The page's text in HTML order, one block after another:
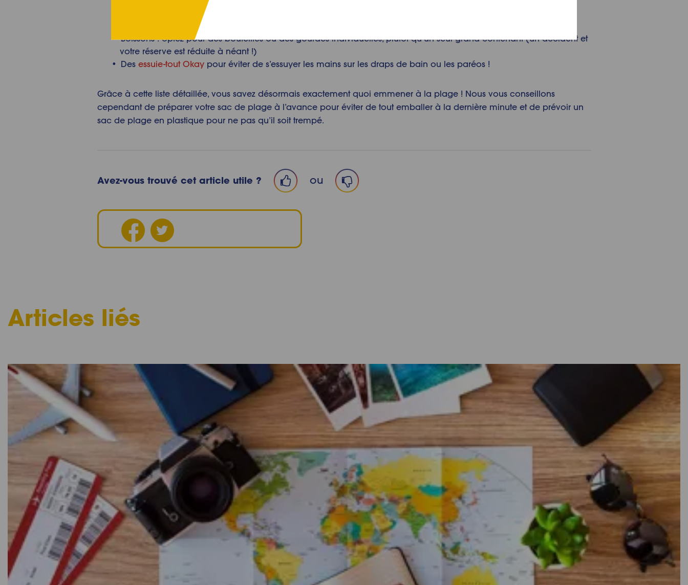
Grignotage : évitez les gâteaux au chocolat et les laitages si vous n’avez pas de glacière. Préférez des fruits de
saison, des barres de céréales et des biscuits secs. Au moment du goûter, attention aux escadrilles d’insectes !
Boissons : optez pour des bouteilles ou des gourdes individuelles, plutôt qu’un seul grand contenant (un accident et
votre réserve est réduite à néant !)
Des essuie-tout Okaypour éviter de s’essuyer les mains sur les draps de bain ou les paréos !
Grâce à cette liste détaillée, vous savez désormais exactement quoi emmener à la plage ! Nous vous conseillons
cependant de préparer votre sac de plage à l’avance pour éviter de tout emballer à la dernière minute et de prévoir un
sac de plage en plastique pour ne pas qu’il soit trempé.
Avez-vous trouvé cet article utile ? ou
Articles liés